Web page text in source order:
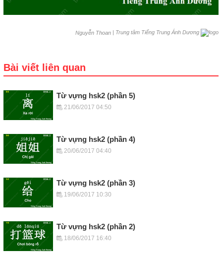
Nguyễn Thoan Trung tâm Tiếng Trung Ánh Dương
Bài viết liên quan
Từ vựng hsk2 (phần 5)
21/06/2017 04:50
Từ vựng hsk2 (phần 4)
20/06/2017 04:40
Từ vựng hsk2 (phần 3)
19/06/2017 10:30
Từ vựng hsk2 (phần 2)
18/06/2017 16:40